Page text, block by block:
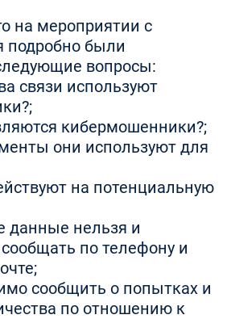
на мероприятии с
были
вопросы:
связи используют
кибермошенники?;
они используют для
на потенциальную
данные нельзя и
по телефону и
сообщить о попытках и
по отношению к